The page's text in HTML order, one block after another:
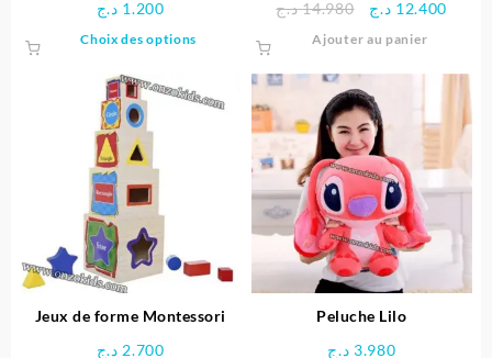
1.200 د.ج
Choix des options
plusieurs
variations.
options
peuvent
sur
page
14.980 د.ج
Le
était :
12.400 د.ج
est :
Ajouter au panier
Jeux de forme Montessori
2.700 د.ج
Peluche Lilo
3.980 د.ج